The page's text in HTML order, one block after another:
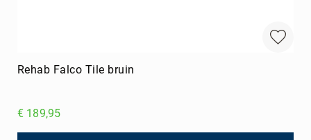
Rehab Falco Tile bruin
€ 189,95